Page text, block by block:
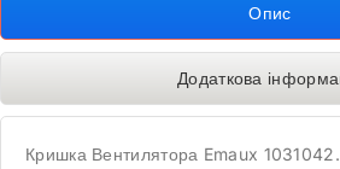
Опис
Додаткова
Кришка Вентилятора Emaux 1031042.